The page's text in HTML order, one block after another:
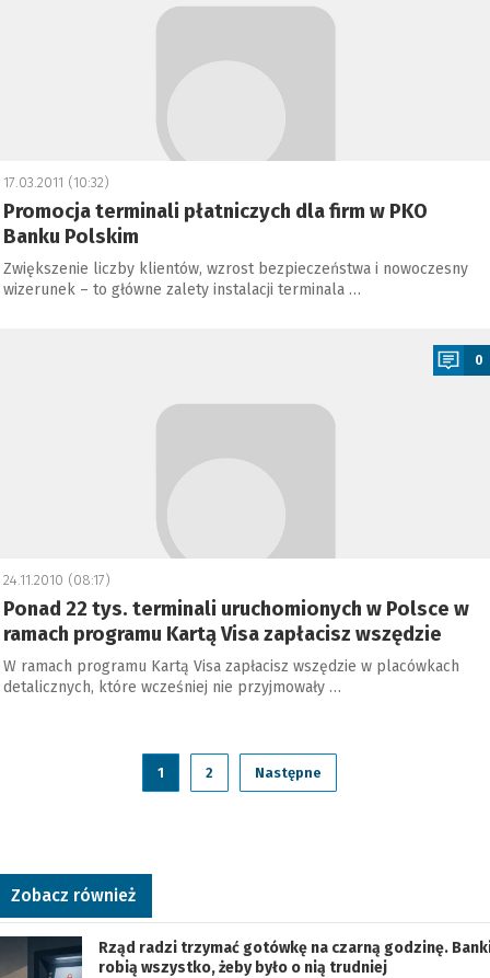
17.03.2011 (10:32)
Promocja terminali płatniczych dla firm w PKO
Banku Polskim
Zwiększenie liczby klientów, wzrost bezpieczeństwa i nowoczesny
wizerunek – to główne zalety instalacji terminala …
0
24.11.2010 (08:17)
Ponad 22 tys. terminali uruchomionych w Polsce w
ramach programu Kartą Visa zapłacisz wszędzie
W ramach programu Kartą Visa zapłacisz wszędzie w placówkach
detalicznych, które wcześniej nie przyjmowały …
1 2 Następne
Zobacz również
Rząd radzi trzymać gotówkę na czarną godzinę.
robią wszystko, żeby było o nią trudniej